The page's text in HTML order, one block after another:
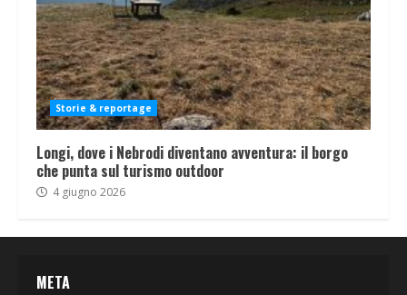
Storie & reportage
Longi, dove i Nebrodi diventano avventura: il borgo
che punta sul turismo outdoor
4 giugno 2026
META